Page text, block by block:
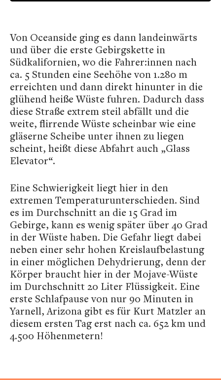
Von Oceanside ging es dann landeinwärts
und über die erste Gebirgskette in
Südkalifornien, wo die Fahrer:innen nach
ca. 5 Stunden eine Seehöhe von 1.280 m
erreichten und dann direkt hinunter in die
glühend heiße Wüste fuhren. Dadurch dass
diese Straße extrem steil abfällt und die
weite, flirrende Wüste scheinbar wie eine
gläserne Scheibe unter ihnen zu liegen
scheint, heißt diese Abfahrt auch „Glass
Elevator“.
Eine Schwierigkeit liegt hier in den
extremen Temperaturunterschieden. Sind
es im Durchschnitt an die 15 Grad im
Gebirge, kann es wenig später über 40 Grad
in der Wüste haben. Die Gefahr liegt dabei
neben einer sehr hohen Kreislaufbelastung
in einer möglichen Dehydrierung, denn der
Körper braucht hier in der Mojave-Wüste
im Durchschnitt 20 Liter Flüssigkeit. Eine
erste Schlafpause von nur 90 Minuten in
Yarnell, Arizona gibt es für Kurt Matzler an
diesem ersten Tag erst nach ca. 652 km und
4.500 Höhenmetern!